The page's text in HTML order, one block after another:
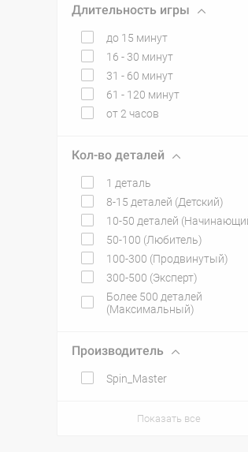
Длительность игры
до 15 минут
16 - 30 минут
31 - 60 минут
61 - 120 минут
от 2 часов
Кол-во деталей
1 деталь
8-15 деталей (Детский)
10-50 деталей
50-100 (Любитель)
100-300 (Продвинутый)
300-500 (Эксперт)
Более 500 деталей
(Максимальный)
Производитель
Spin_Master
Показать все